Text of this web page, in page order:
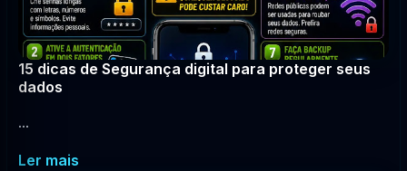
15 dicas de Segurança digital para proteger seus
dados
...
Ler mais